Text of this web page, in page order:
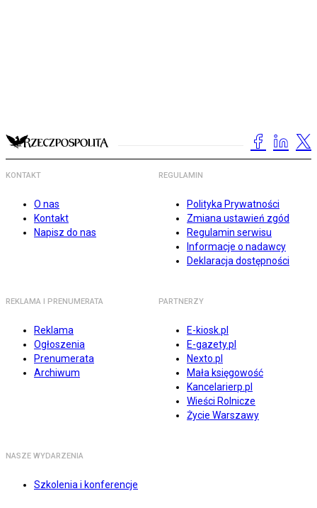
KONTAKT
O nas
Kontakt
Napisz do nas
REGULAMIN
Polityka Prywatności
Zmiana ustawień zgód
Regulamin serwisu
Informacje o nadawcy
Deklaracja dostępności
REKLAMA I PRENUMERATA
Reklama
Ogłoszenia
Prenumerata
Archiwum
PARTNERZY
E-kiosk.pl
E-gazety.pl
Nexto.pl
Mała księgowość
Kancelarierp.pl
Wieści Rolnicze
Życie Warszawy
NASZE WYDARZENIA
Szkolenia i konferencje